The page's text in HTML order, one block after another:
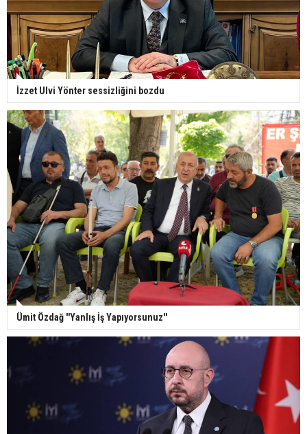
İzzet Ulvi Yönter sessizliğini bozdu
Ümit Özdağ ''Yanlış İş Yapıyorsunuz''